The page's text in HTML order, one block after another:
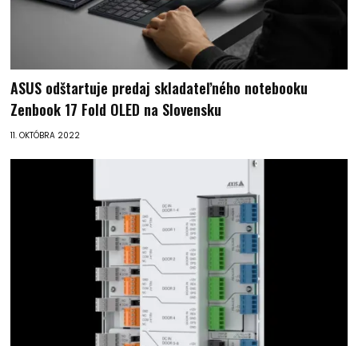
ASUS odštartuje predaj skladateľného notebooku
Zenbook 17 Fold OLED na Slovensku
11. OKTÓBRA 2022